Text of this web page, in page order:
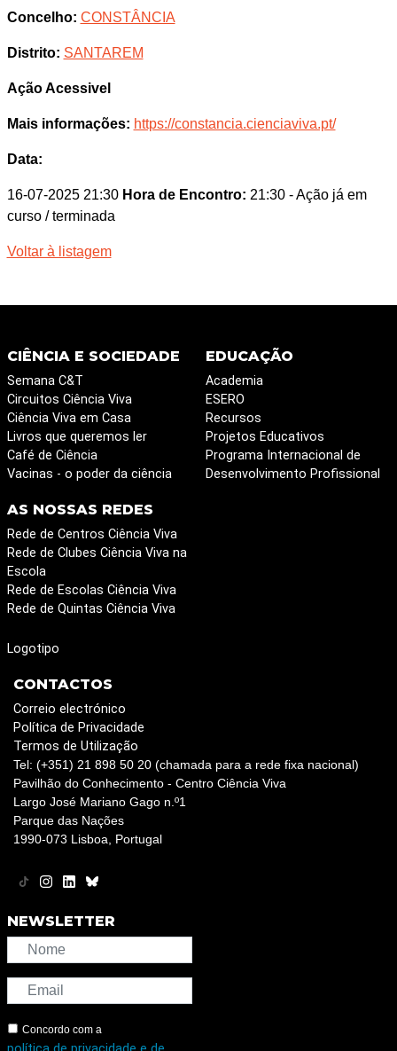
Concelho: CONSTÂNCIA
Distrito: SANTAREM
Ação Acessivel
Mais informações: https://constancia.cienciaviva.pt/
Data:
16-07-2025 21:30 Hora de Encontro: 21:30 - Ação já em
curso / terminada
Voltar à listagem
CIÊNCIA E SOCIEDADE
Semana C&T
Circuitos Ciência Viva
Ciência Viva em Casa
Livros que queremos ler
Café de Ciência
Vacinas - o poder da ciência
EDUCAÇÃO
Academia
ESERO
Recursos
Projetos Educativos
Programa Internacional de
Desenvolvimento Profissional
AS NOSSAS REDES
Rede de Centros Ciência Viva
Rede de Clubes Ciência Viva na
Escola
Rede de Escolas Ciência Viva
Rede de Quintas Ciência Viva
Logotipo
CONTACTOS
Correio electrónico
Política de Privacidade
Termos de Utilização
Tel: (+351) 21 898 50 20 (chamada para a rede fixa nacional)
Pavilhão do Conhecimento - Centro Ciência Viva
Largo José Mariano Gago n.º1
Parque das Nações
1990-073 Lisboa, Portugal
NEWSLETTER
Concordo com a